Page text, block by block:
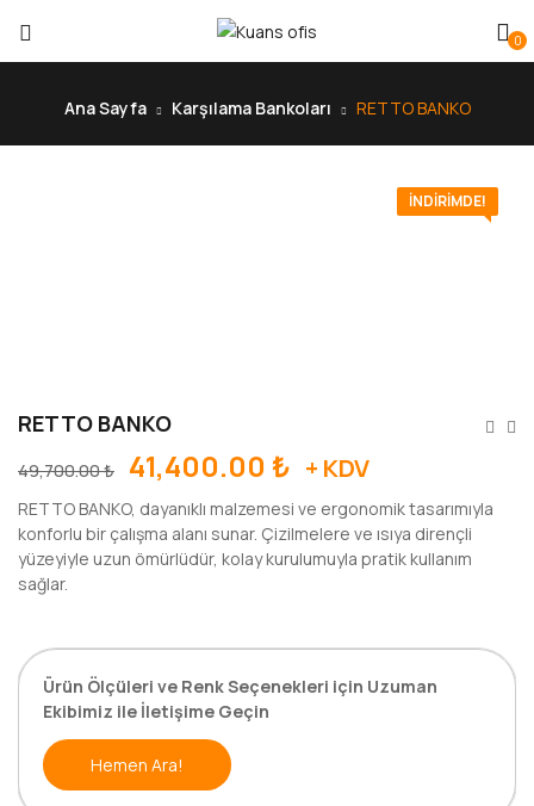
0
Ana Sayfa Karşılama Bankoları RETTO BANKO
İNDIRIMDE!
RETTO BANKO
49,700.00₺ 41,400.00 ₺ + KDV
RETTO BANKO, dayanıklı malzemesi ve ergonomik tasarımıyla
konforlu bir çalışma alanı sunar. Çizilmelere ve ısıya dirençli
yüzeyiyle uzun ömürlüdür, kolay kurulumuyla pratik kullanım
sağlar.
Ürün Ölçüleri ve Renk Seçenekleri için Uzuman
Ekibimiz ile İletişime Geçin
Hemen Ara!